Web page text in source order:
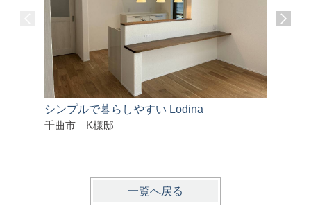
シンプルで暮らしやすい Lodina
千曲市 K様邸
一覧へ戻る